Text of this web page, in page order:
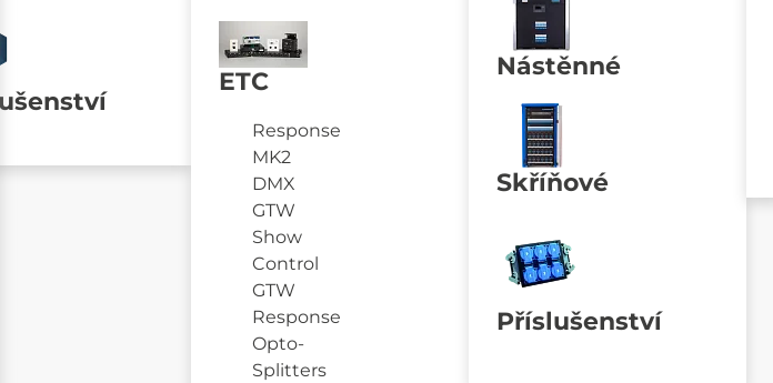
ETC
Response
MK2
DMX
GTW
Show
Control
GTW
Response
Opto-
Splitters
Nástěnné
Skříňové
Příslušenství